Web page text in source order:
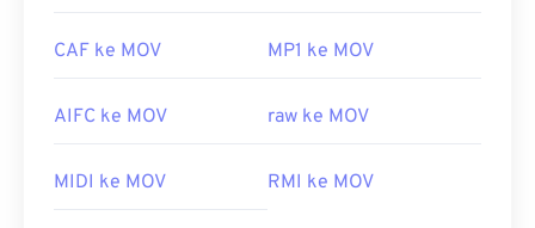
CAF ke MOV MP1 ke MOV
AIFC ke MOV raw ke MOV
MIDI ke MOV RMI ke MOV